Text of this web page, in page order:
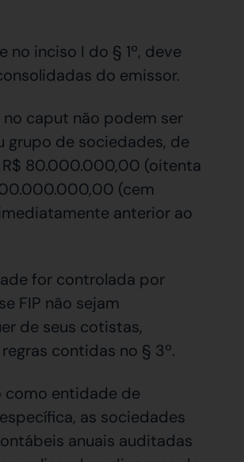
inciso I do § 1º, deve
do emissor.
caput não podem ser
de sociedades, de
80.000.000,00 (oitenta
(cem
anterior ao
for controlada por
FIP não sejam
de seus cotistas,
contidas no § 3º.
como entidade de
as sociedades
anuais auditadas